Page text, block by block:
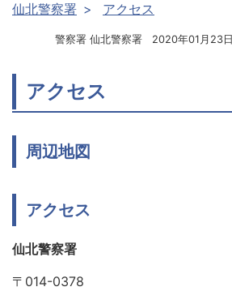
仙北警察署 アクセス
警察署 仙北警察署 2020年01月23日
アクセス
周辺地図
アクセス
仙北警察署
〒014-0378